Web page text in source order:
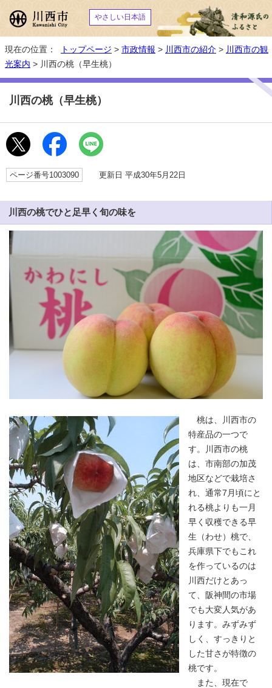
やさしい日本語
現在の位置： トップページ > 市政情報 > 川西市の紹介 > 川西市の観
光案内 > 川西の桃（早生桃）
川西の桃（早生桃）
ページ番号1003090 更新日 平成30年5月22日
川西の桃でひと足早く旬の味を
桃は、川西市の
特産品の一つで
す。川西市の桃
は、市南部の加茂
地区などで栽培さ
れ、通常7月頃にと
れる桃よりも一月
早く収穫できる早
生（わせ）桃で、
兵庫県下でもこれ
を作っているのは
川西だけとあっ
て、阪神間の市場
でも大変人気があ
ります。みずみず
しく、すっきりと
した甘さが特徴の
桃です。
また、現在で